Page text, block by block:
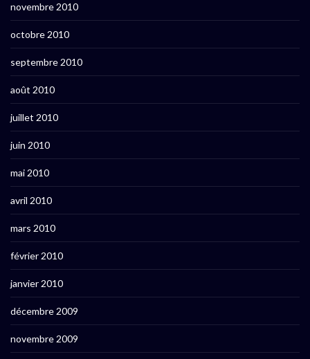
novembre 2010
octobre 2010
septembre 2010
août 2010
juillet 2010
juin 2010
mai 2010
avril 2010
mars 2010
février 2010
janvier 2010
décembre 2009
novembre 2009